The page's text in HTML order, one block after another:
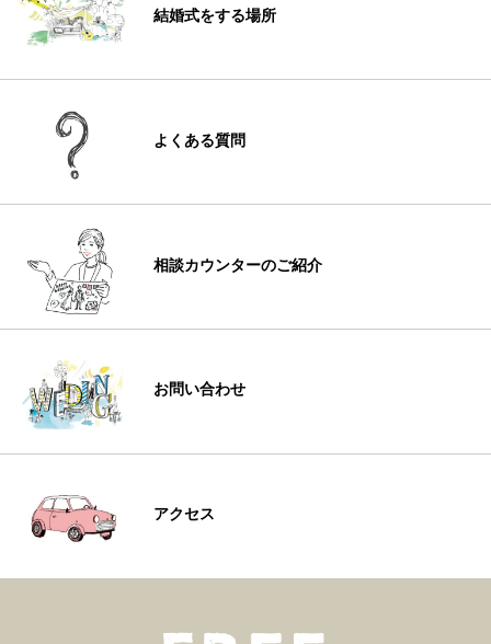
結婚式をする場所
よくある質問
相談カウンターのご紹介
お問い合わせ
アクセス